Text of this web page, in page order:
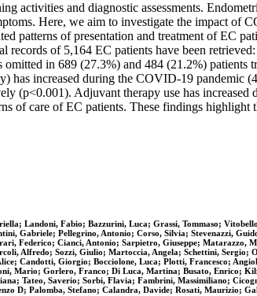
activities and diagnostic assessments.
Here, we aim to investigate the impact of
patterns of presentation and treatment of EC
of 5,164 EC patients have been
in 689 (27.3%) and 484 (21.2%)
has increased during the COVID-19 pandemic
(p<0.001). Adjuvant therapy use has
of care of EC patients. These findings highlight
Landoni, Fabio; Bazzurini, Luca; Grassi, Tommaso;
Gabriele; Pellegrino, Antonio; Corso, Silvia; Stevenazzi,
Federico; Cianci, Antonio; Sarpietro, Giuseppe;
Alfredo; Sozzi, Giulio; Martoccia, Angela; Schettini, Sergio;
Candotti, Giorgio; Bocciolone, Luca; Plotti, Francesco;
Mario; Gorlero, Franco; Di Luca, Martina; Busato, Enrico;
Tateo, Saverio; Sorbi, Flavia; Fambrini, Massimiliano;
D; Palomba, Stefano; Calandra, Davide; Rosati, Maurizio;